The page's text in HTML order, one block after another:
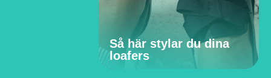
Så här stylar du dina
loafers